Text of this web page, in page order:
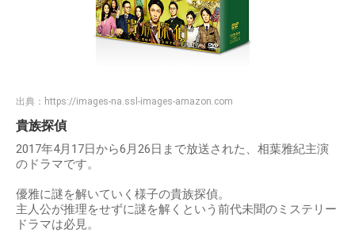
出典： https://images-na.ssl-images-amazon.com
貴族探偵
2017年4月17日から6月26日まで放送された、相葉雅紀主演
のドラマです。
優雅に謎を解いていく様子の貴族探偵。
主人公が推理をせずに謎を解くという前代未聞のミステリー
ドラマは必見。